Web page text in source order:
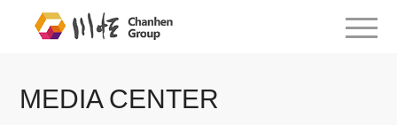
MEDIA CENTER